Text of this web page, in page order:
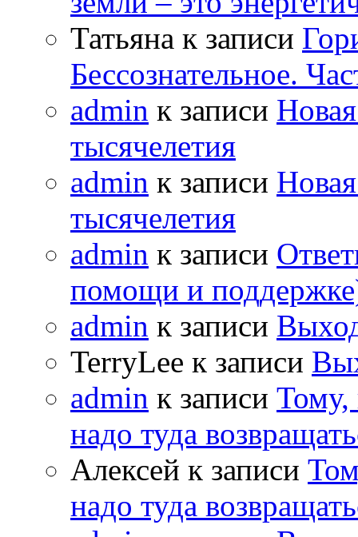
Татьяна к записи
Бессознательное.
admin к записи
тысячелетия
admin к записи
тысячелетия
admin к записи
помощи и
admin к записи
TerryLee к записи
admin к записи Тому,
надо туда
Алексей к записи
надо туда